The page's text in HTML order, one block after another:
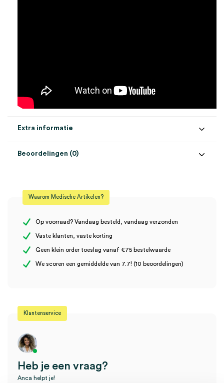
Extra informatie
Steriel onsteriel
Beoordelingen (0)
Er zijn nog geen beoordelingen.
(250)” te beoordelen
Waarom Medische Artikelen?
Op voorraad? Vandaag besteld, vandaag verzonden
Vaste klanten, vaste korting
Geen klein order toeslag vanaf €75 bestelwaarde
We scoren een gemiddelde van 7.7! (10 beoordelingen)
Klantenservice
Heb je een vraag?
Anca helpt je!